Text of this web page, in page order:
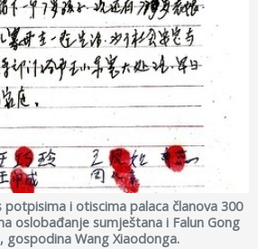
Facebook
Drugi jezici
potpisima i otiscima palaca članova 300
oslobađanje sumještana i Falun Gong
gospodina Wang Xiaodonga.